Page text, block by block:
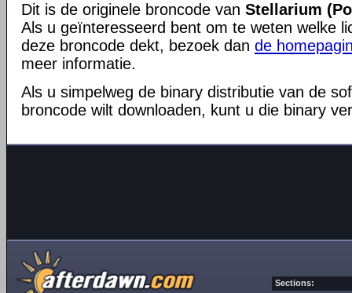
Dit is de originele broncode van Stellarium
Als u geïnteresseerd bent om te weten welke
deze broncode dekt, bezoek dan de
meer informatie.
Als u simpelweg de binary distributie van de
broncode wilt downloaden, kunt u die binary
Sections: